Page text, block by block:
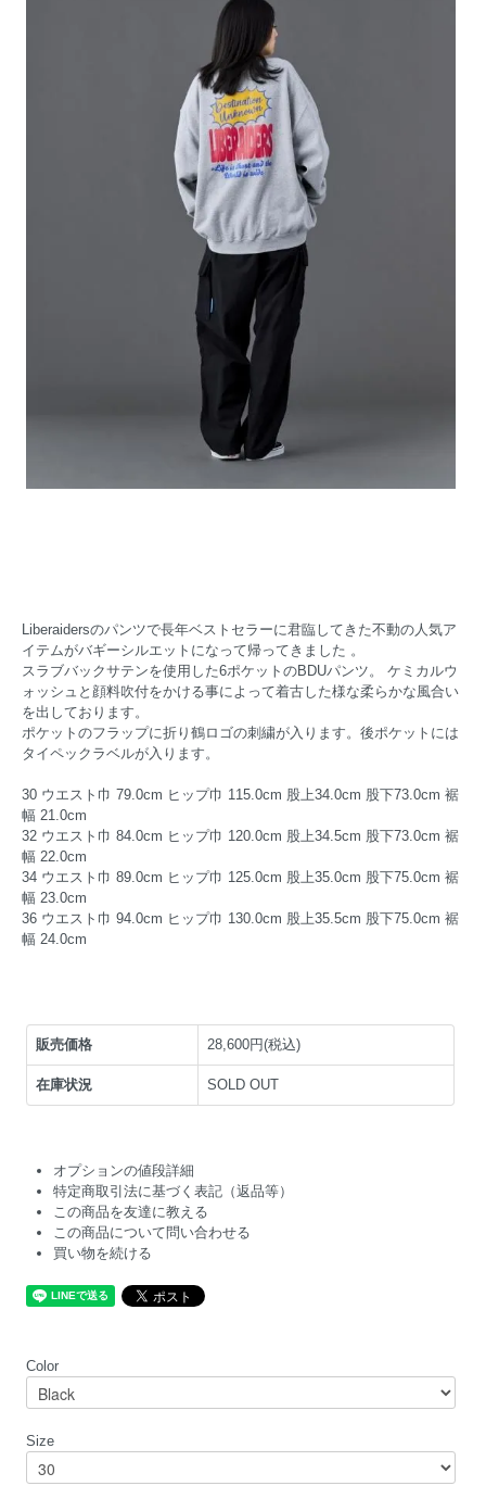
Liberaidersのパンツで長年ベストセラーに君臨してきた不動の人気ア
イテムがバギーシルエットになって帰ってきました 。
スラブバックサテンを使用した6ポケットのBDUパンツ。 ケミカルウ
ォッシュと顔料吹付をかける事によって着古した様な柔らかな風合い
を出しております。
ポケットのフラップに折り鶴ロゴの刺繍が入ります。後ポケットには
タイペックラベルが入ります。
30 ウエスト巾 79.0cm ヒップ巾 115.0cm 股上34.0cm 股下73.0cm 裾
幅 21.0cm
32 ウエスト巾 84.0cm ヒップ巾 120.0cm 股上34.5cm 股下73.0cm 裾
幅 22.0cm
34 ウエスト巾 89.0cm ヒップ巾 125.0cm 股上35.0cm 股下75.0cm 裾
幅 23.0cm
36 ウエスト巾 94.0cm ヒップ巾 130.0cm 股上35.5cm 股下75.0cm 裾
幅 24.0cm
販売価格 28,600円(税込)
在庫状況 SOLD OUT
オプションの値段詳細
特定商取引法に基づく表記（返品等）
この商品を友達に教える
この商品について問い合わせる
買い物を続ける
Color
Size